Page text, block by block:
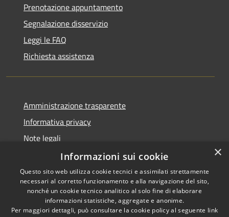
Prenotazione appuntamento
Segnalazione disservizio
Leggi le FAQ
Richiesta assistenza
Amministrazione trasparente
Informativa privacy
Note legali
Dichiarazione di accessibilità
RSS
Copyright © 2026 • Comune di
×
Informazioni sui cookie
Questo sito web utilizza cookie tecnici e assimilati strettamente
necessari al corretto funzionamento e alla navigazione del sito,
nonché un cookie tecnico analitico al solo fine di elaborare
informazioni statistiche, aggregate e anonime.
Per maggiori dettagli, può consultare la cookie policy al seguente link